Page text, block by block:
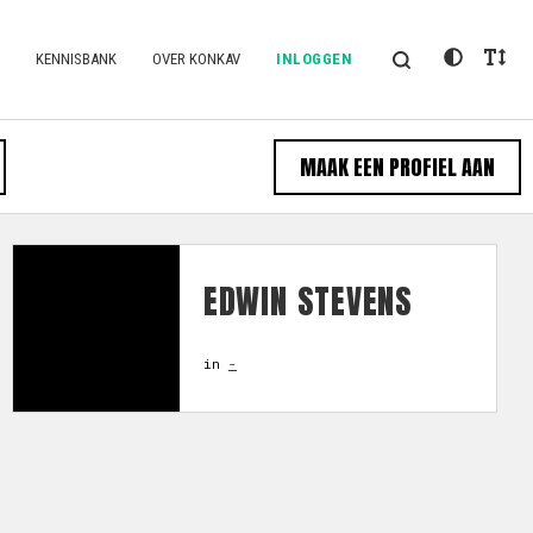
KENNISBANK OVER KONKAV INLOGGEN
MAAK EEN PROFIEL AAN
EDWIN STEVENS
in -